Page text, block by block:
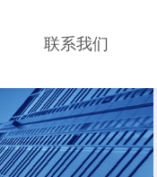
联系我们